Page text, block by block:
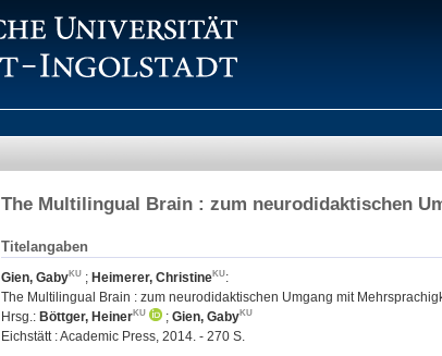
The Multilingual Brain : zum neurodidaktischen
Titelangaben
Gien, Gaby ; Heimerer, Christine
:
The Multilingual Brain : zum neurodidaktischen Umgang mit
Hrsg.: Böttger, Heiner ; Gien, Gaby
Eichstätt : Academic Press, 2014. - 270 S.